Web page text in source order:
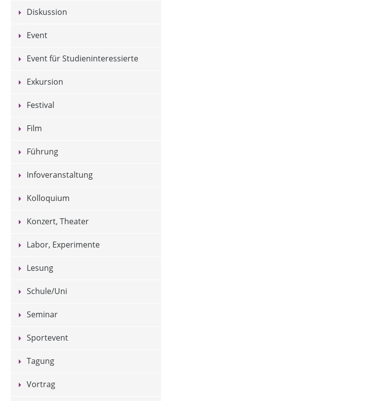
Diskussion
Event
Event für Studieninteressierte
Exkursion
Festival
Film
Führung
Infoveranstaltung
Kolloquium
Konzert, Theater
Labor, Experimente
Lesung
Schule/Uni
Seminar
Sportevent
Tagung
Vortrag